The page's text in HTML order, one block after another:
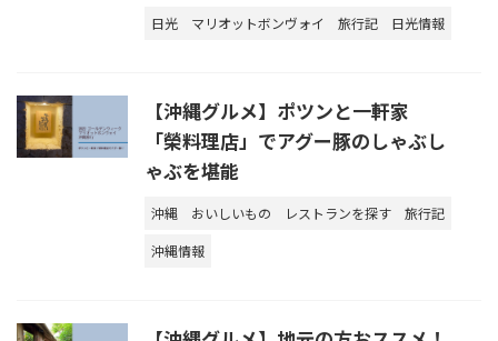
日光 マリオットボンヴォイ 旅行記 日光情報
【沖縄グルメ】ポツンと一軒家
「榮料理店」でアグー豚のしゃぶし
ゃぶを堪能
沖縄 おいしいもの レストランを探す
旅行記
沖縄情報